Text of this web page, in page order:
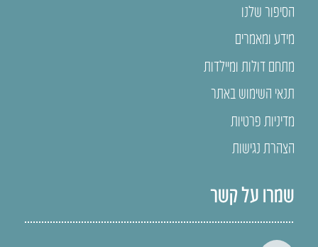
הסיפור שלנו
מידע ומאמרים
מתחם דולות ומיילדות
תנאי השימוש באתר
מדיניות פרטיות
הצהרת נגישות
שמרו על קשר